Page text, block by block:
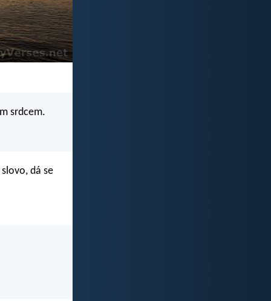
srdcem.
dá se